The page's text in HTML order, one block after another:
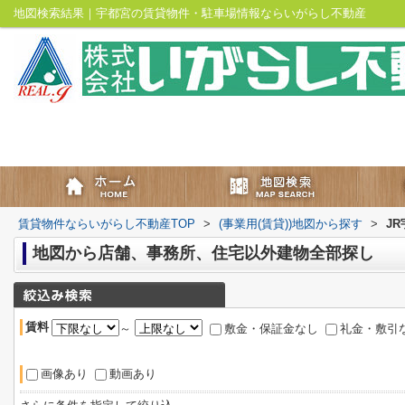
地図検索結果｜宇都宮の賃貸物件・駐車場情報ならいがらし不動産
賃貸物件ならいがらし不動産TOP > (事業用(賃貸))地図から探す > JR
地図から店舗、事務所、住宅以外建物全部探し
賃料 ～ 敷金・保証金なし 礼金・敷引
画像あり 動画あり